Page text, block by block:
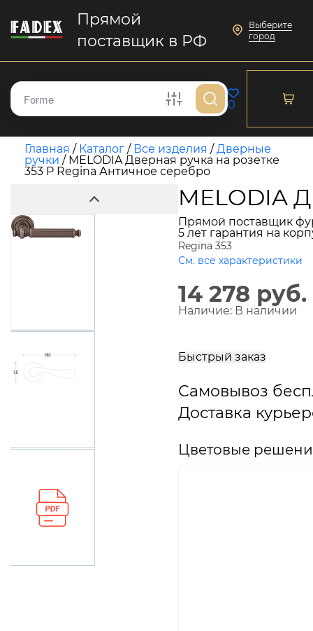
Прямой
поставщик в РФ
Выберите
город
0
Главная / Каталог / Все изделия /Дверные
ручки / MELODIA Дверная ручка на розетке
353 P Regina Античное серебро
MELODIA
Прямой поставщик
5 лет гарантия на
Regina 353
См. все характеристики
14 278 руб.
Наличие: В наличии
Быстрый заказ
Самовывоз
Доставка
Цветовые